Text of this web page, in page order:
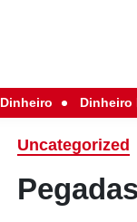
Dinheiro Dinheiro
Uncategorized